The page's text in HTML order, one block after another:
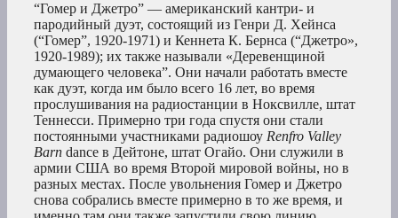
“Гомер и Джетро” — американский кантри- и
пародийный дуэт, состоящий из Генри Д. Хейнса
(“Гомер”, 1920-1971) и Кеннета К. Бернса (“Джетро»,
1920-1989); их также называли «Деревенщиной
думающего человека”. Они начали работать вместе
как дуэт, когда им было всего 16 лет, во время
прослушивания на радиостанции в Ноксвилле, штат
Теннесси. Примерно три года спустя они стали
постоянными участниками радиошоу Renfro Valley
Barn dance в Дейтоне, штат Огайо. Они служили в
армии США во время Второй мировой войны, но в
разных местах. После увольнения Гомер и Джетро
снова собрались вместе примерно в то же время, и